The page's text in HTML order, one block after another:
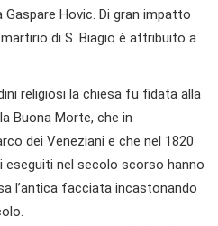
Hovic. Di gran impatto
di S. Biagio è attribuito a
religiosi la chiesa fu fidata alla
Buona Morte, che in
dei Veneziani e che nel 1820
nel secolo scorso hanno
l’antica facciata incastonando